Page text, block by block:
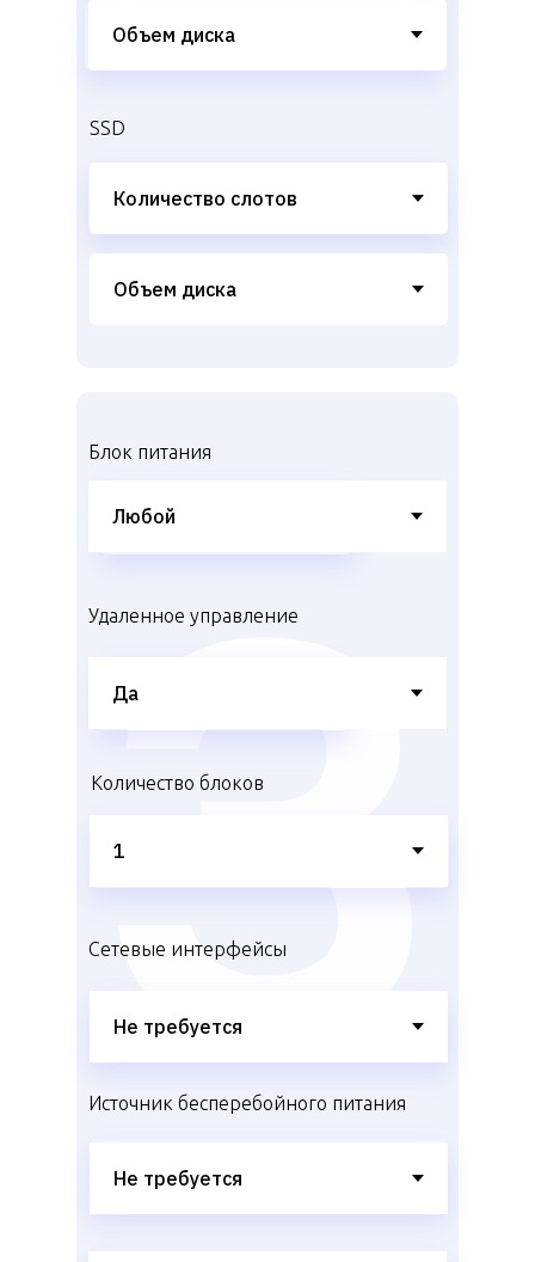
SSD
Блок питания
Удаленное управление
Количество блоков
Источник бесперебойного питания
Сетевые интерфейсы